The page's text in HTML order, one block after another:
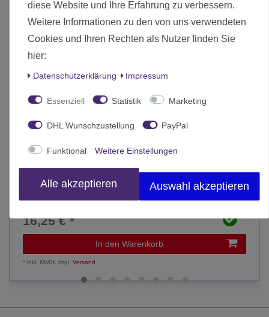
16,25 € *
In den Warenkorb
*inkl. MwSt. zzgl.Versand
diese Website und Ihre Erfahrung zu verbessern.
Weitere Informationen zu den von uns verwendeten
Cookies und Ihren Rechten als Nutzer finden Sie
hier:
Daten­schutz­erklärung Impressum
Essenziell Statistik Marketing
DHL Wunschzustellung PayPal
Funktional Weitere Einstellungen
Alle akzeptieren Auswahl akzeptieren